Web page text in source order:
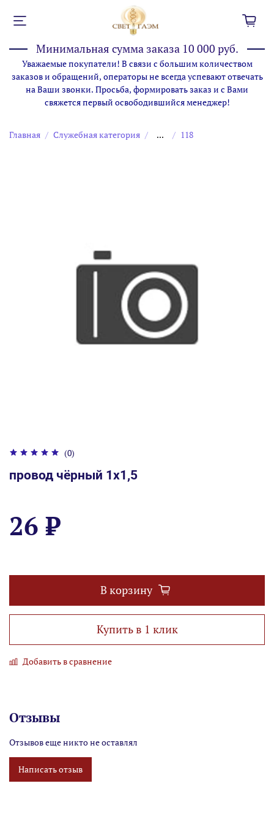
Минимальная сумма заказа 10 000 руб.
Уважаемые покупатели! В связи с большим количеством
заказов и обращений, операторы не всегда успевают отвечать
на Ваши звонки. Просьба, формировать заказ и с Вами
свяжется первый освободившийся менеджер!
Главная Служебная категория ... 118
(0)
провод чёрный 1x1,5
26 ₽
В корзину
Купить в 1 клик
Добавить в сравнение
Отзывы
Отзывов еще никто не оставлял
Написать отзыв